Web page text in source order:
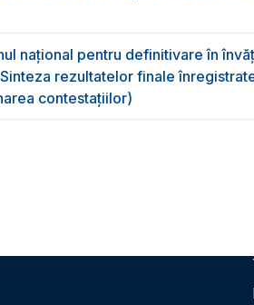
național pentru definitivare în
rezultatelor finale
contestațiilor)